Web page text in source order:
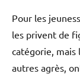
Pour les
les privent de
catégorie, mais
autres agrès,